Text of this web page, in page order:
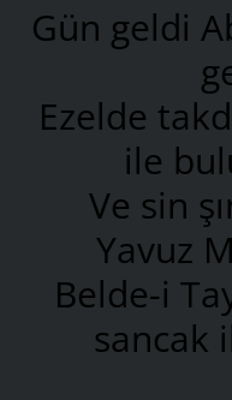
Gün geldi
Ezelde
ile
Ve sin
Yavuz
Belde-i
sancak